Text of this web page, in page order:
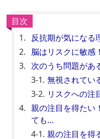
目次
反抗期が気になる
脳はリスクに敏感！
次のうち問題があ
無視されてい
リスクへの注
親の注目を得たい
ても…
親の注目を得